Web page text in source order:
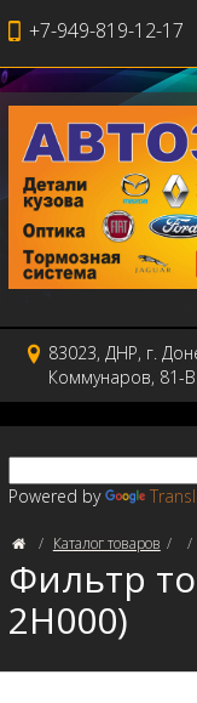
+7-949-819-12-17
83023, ДНР, г.
Коммунаров, 81-В
Powered by
Каталог товаров
Фильтр
2H000)